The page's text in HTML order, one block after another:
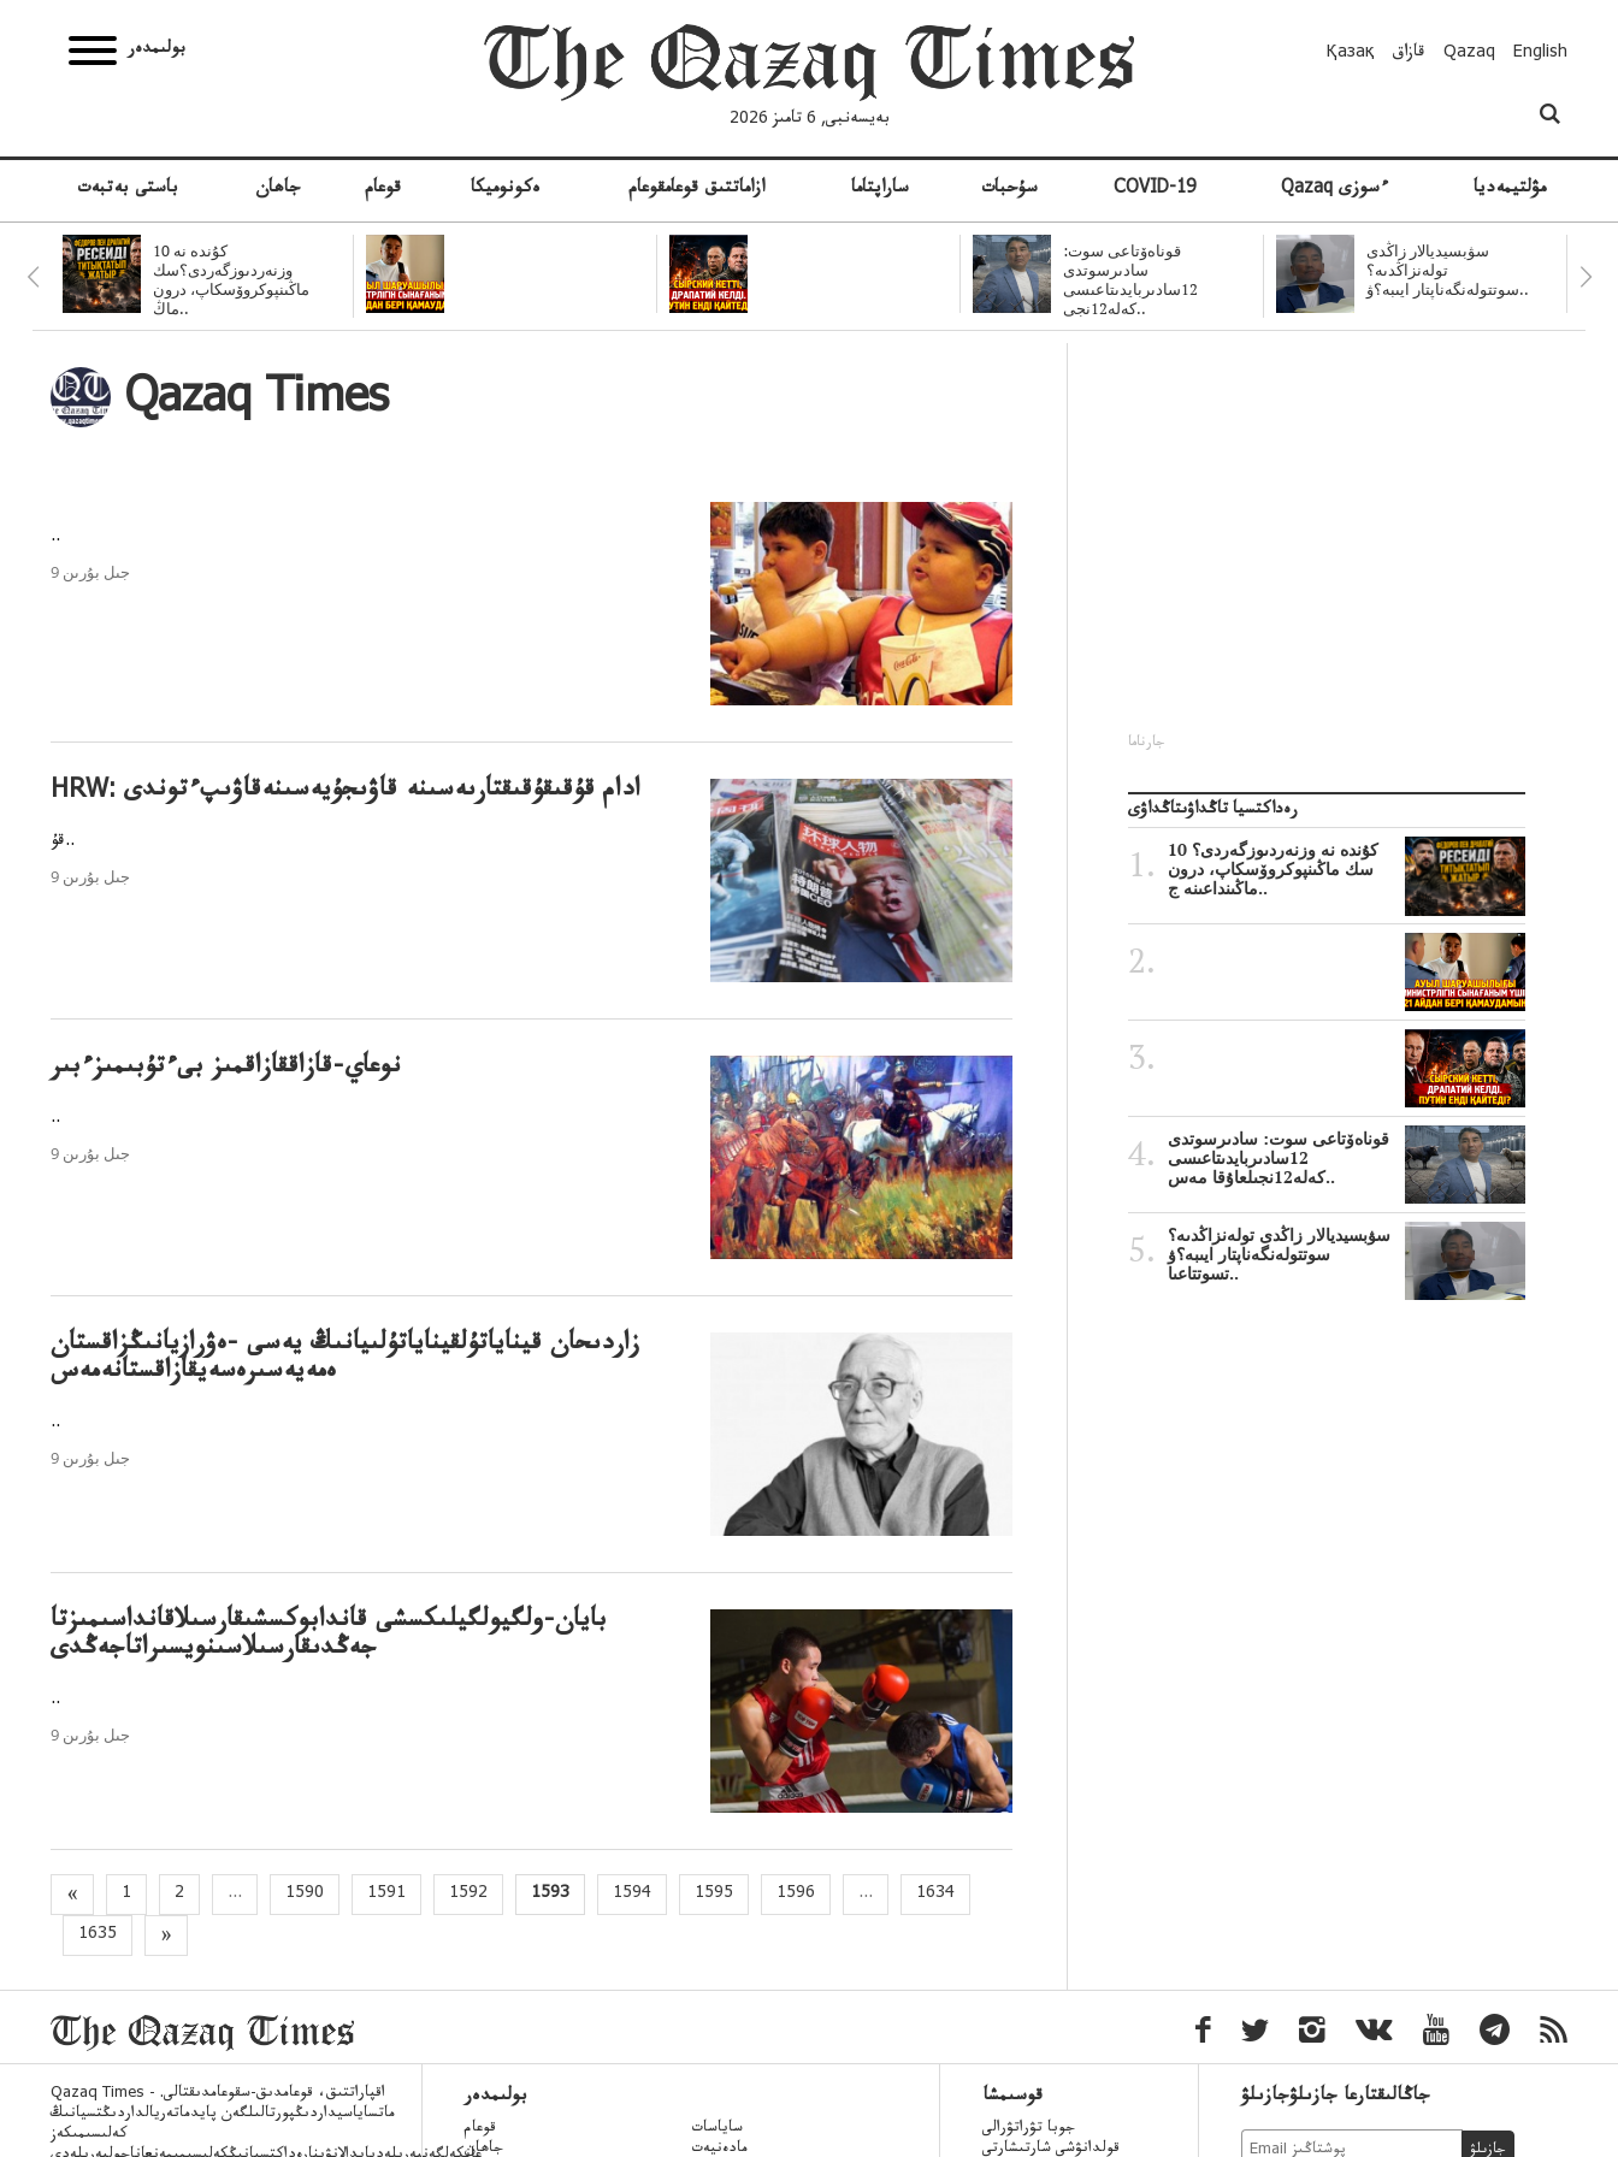
بولىمدەر
بەيسەنبى, 6 تامىز 2026
Қазақ قازاق Qazaq English
باستى بەتبەت جاھان قوعام ەكونوميكا ازاماتتىق قوعامقوعام ساراپتاما سۇحبات COVID-19 Qazaq ءسوزى مۋلتيمەديا
10 كۇندە نە
وزنەردىوزگەردى؟سك
ماڭىنپوكروۆسكاپ، درون
ماڭ..
قوناەۆتاعى سوت:
سادىرسوتدى
12سادىربايدىتاعىسى
كەلە12نجى..
سۋبسيديالار زاڭدى
تولەنزاڭدىە؟
سوتتولەنگەناپتار ايىبە؟ۋ..
Qazaq Times
..
9 جىل بۇرىن
HRW: ادام قۇقىقۇقىقتارىەسىنە قاۋىجۇيەسىنەقاۋىپءتوندى
قۇ..
9 جىل بۇرىن
نوعاي-قازاققازاقمىز بىءتۇبىمىزءبىر
..
9 جىل بۇرىن
زاردىحان قيناياتۇلقيناياتۇلىيانىڭ يەسى -ەۋرازيانىڭزاقستان
ەمەيەسىرەسەيقازاقستانەمەس
..
9 جىل بۇرىن
بايان-ولگيولگيلىكسشى قاندابوكسشىقارسىلاقانداسىمىزتا
جەڭدىقارسىلاسىنويسىراتاجەڭدى
..
9 جىل بۇرىن
« 1 2 ... 1590 1591 1592 1593 1594 1595 1596 ...
1634
1635
»
جارناما
رەداكتسيا تاڭداۋىتاڭداۋى
10 كۇندە نە وزنەردىوزگەردى؟
سك ماڭىنپوكروۆسكاپ، درون
ماڭىنداعىنە ج..
قوناەۆتاعى سوت: سادىرسوتدى
12سادىربايدىتاعىسى
كەلە12نجىلعاۇقا مەس..
سۋبسيديالار زاڭدى تولەنزاڭدىە؟
سوتتولەنگەناپتار ايىبە؟ۋ
تسوتتاعىا..
Qazaq Times - اقپاراتتىق، قوعامدىق-سقوعامدىقتالى.
ماتساياسيداردىڭپورتالىلگەن پايدماتەريالداردىڭتسيانىڭ
كەلىسىمىكەز
بولىمدەر
قوعام
جاھان
ساياسات
مادەنيەت
قوسىمشا
جوبا تۋراتۋرالى
قولدانۋشى شارتىشارتى
جاڭالىقتارعا جازىلۋجازىلۋ
جازىلۋ